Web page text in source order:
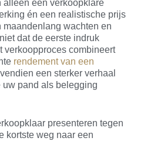
alleen een verkoopklare
én een realistische prijs
maandenlang wachten en
dat de eerste indruk
verkoopproces combineert
rendement van een
een sterker verhaal
pand als belegging
presenteren tegen
kortste weg naar een